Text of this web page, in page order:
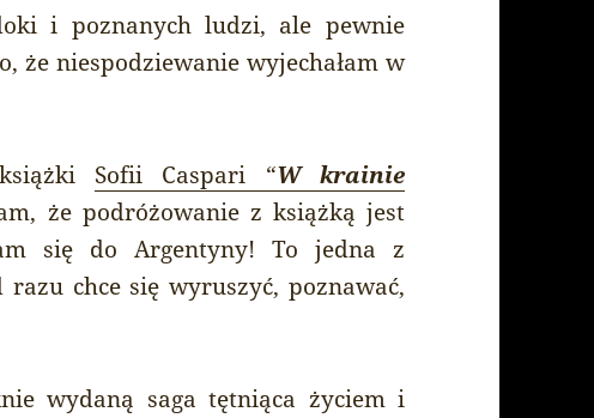
i poznanych ludzi, ale pewnie
że niespodziewanie wyjechałam w
Sofii Caspari “W krainie
że podróżowanie z książką jest
się do Argentyny! To jedna z
chce się wyruszyć, poznawać,
wydaną saga tętniąca życiem i